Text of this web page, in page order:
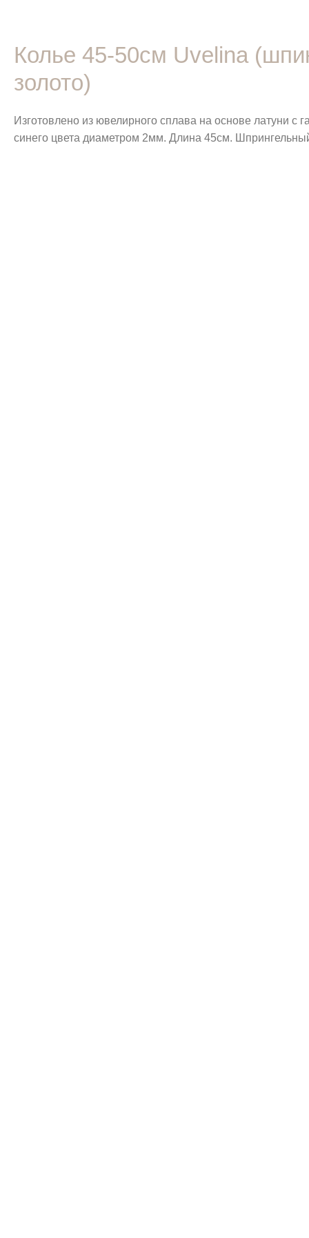
Колье 45-50см Uvelina
золото)
Изготовлено из ювелирного сплава на основе латуни
синего цвета диаметром 2мм. Длина 45см.